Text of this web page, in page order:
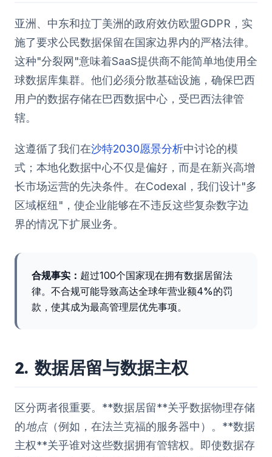
亚洲、中东和拉丁美洲的政府效仿欧盟GDPR，实
施了要求公民数据保留在国家边界内的严格法律。
这种"分裂网"意味着SaaS提供商不能简单地使用全
球数据库集群。他们必须分散基础设施，确保巴西
用户的数据存储在巴西数据中心，受巴西法律管
辖。
这遵循了我们在沙特2030愿景分析中讨论的模
式；本地化数据中心不仅是偏好，而是在新兴高增
长市场运营的先决条件。在Codexal，我们设计"多
区域枢纽"，使企业能够在不违反这些复杂数字边
界的情况下扩展业务。
合规事实： 超过100个国家现在拥有数据居留法
律。不合规可能导致高达全球年营业额4%的罚
款，使其成为最高管理层优先事项。
2. 数据居留与数据主权
区分两者很重要。**数据居留**关乎数据物理存储
的地点（例如，在法兰克福的服务器中）。**数据
主权**关乎谁对这些数据拥有管辖权。即使数据存